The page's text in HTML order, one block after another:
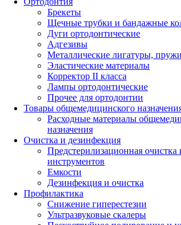
Брекеты
Щечные трубки и бандажные
Дуги ортодонтические
Адгезивы
Металлические лигатуры,
Эластические материалы
Корректор II класса
Лампы ортодонтические
Прочее для ортодонтии
Товары общемедицинского
Расходные материалы
назначения
Очистка и дезинфекция
Предстерилизационная очистка
инструментов
Емкости
Дезинфекция и очистка
Профилактика
Снижение гиперестезии
Ультразвуковые скалеры